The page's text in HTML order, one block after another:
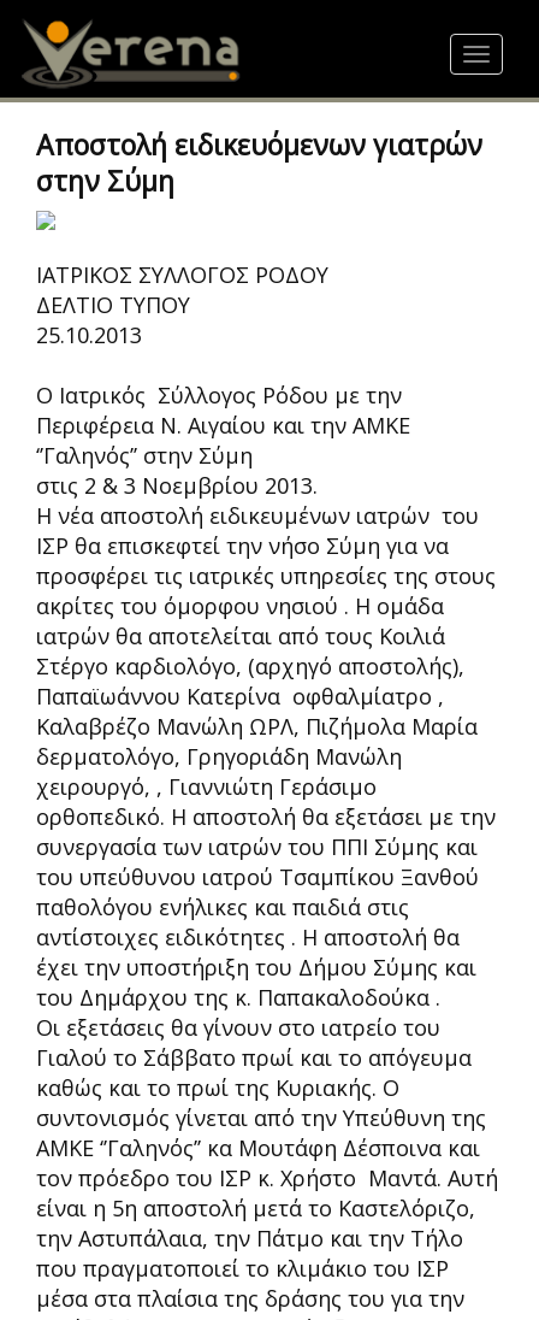
content
Toggle
Αποστολή ειδικευόμενων γιατρών
στην Σύμη
ΙΑΤΡΙΚΟΣ ΣΥΛΛΟΓΟΣ ΡΟΔΟΥ
ΔΕΛΤΙΟ ΤΥΠΟΥ
25.10.2013
Ο Ιατρικός Σύλλογος Ρόδου με την
Περιφέρεια Ν. Αιγαίου και την ΑΜΚΕ
‘’Γαληνός’’ στην Σύμη
στις 2 & 3 Νοεμβρίου 2013.
Η νέα αποστολή ειδικευμένων ιατρών του
ΙΣΡ θα επισκεφτεί την νήσο Σύμη για να
προσφέρει τις ιατρικές υπηρεσίες της στους
ακρίτες του όμορφου νησιού . Η ομάδα
ιατρών θα αποτελείται από τους Κοιλιά
Στέργο καρδιολόγο, (αρχηγό αποστολής),
Παπαϊωάννου Κατερίνα οφθαλμίατρο ,
Καλαβρέζο Μανώλη ΩΡΛ, Πιζήμολα Μαρία
δερματολόγο, Γρηγοριάδη Μανώλη
χειρουργό, , Γιαννιώτη Γεράσιμο
ορθοπεδικό. Η αποστολή θα εξετάσει με την
συνεργασία των ιατρών του ΠΠΙ Σύμης και
του υπεύθυνου ιατρού Τσαμπίκου Ξανθού
παθολόγου ενήλικες και παιδιά στις
αντίστοιχες ειδικότητες . Η αποστολή θα
έχει την υποστήριξη του Δήμου Σύμης και
του Δημάρχου της κ. Παπακαλοδούκα .
Οι εξετάσεις θα γίνουν στο ιατρείο του
Γιαλού το Σάββατο πρωί και το απόγευμα
καθώς και το πρωί της Κυριακής. Ο
συντονισμός γίνεται από την Υπεύθυνη της
ΑΜΚΕ ‘’Γαληνός’’ κα Μουτάφη Δέσποινα και
τον πρόεδρο του ΙΣΡ κ. Χρήστο Μαντά. Αυτή
είναι η 5η αποστολή μετά το Καστελόριζο,
την Αστυπάλαια, την Πάτμο και την Τήλο
που πραγματοποιεί το κλιμάκιο του ΙΣΡ
μέσα στα πλαίσια της δράσης του για την